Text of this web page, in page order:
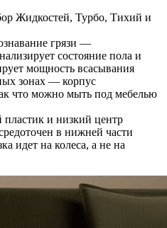
Жидкостей, Турбо, Тихий и
грязи —
состояние пола и
мощность всасывания
зонах — корпус
что можно мыть под мебелью
и низкий центр
в нижней части
идет на колеса, а не на